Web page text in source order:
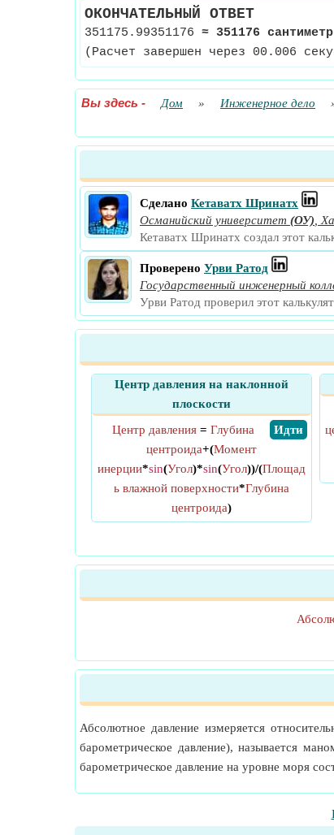
ОКОНЧАТЕЛЬНЫЙ ОТВЕТ
351175.99351176 ≈ 351176 сантиметр
(Расчет завершен через 00.006
Вы здесь - Дом » Инженерное дело
Сделано Кетаватх Шринатх
Османийский университет (ОУ)
Кетаватх Шринатх создал этот
Проверено Урви Ратод
Государственный инженерный
Урви Ратод проверил этот
Центр давления на наклонной
плоскости
​ Идти
Центр давления= Глубина
центроида+(Момент
инерции*sin(Угол)*sin(Угол))/(Площад
ь влажной поверхности*Глубина
центроида)
Абсолютное давление измеряется
барометрическое давление), называется
барометрическое давление на уровне моря